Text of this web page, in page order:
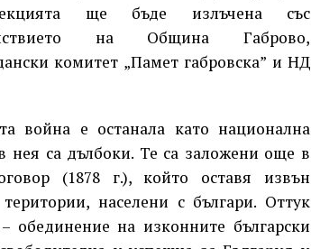
ще бъде излъчена със
на Община Габрово,
комитет „Памет габровска” и НД
война е останала като национална
нея са дълбоки. Те са заложени още в
(1878 г.), който оставя извън
населени с българи. Оттук
обединение на изконните български